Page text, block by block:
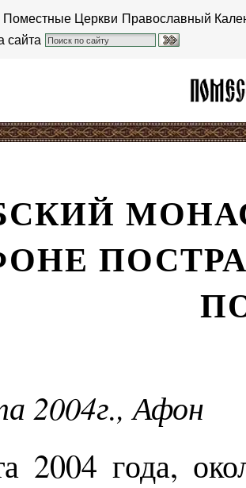
Поместные Церкви Православный
сайта
2004г., Афон
2004 года,